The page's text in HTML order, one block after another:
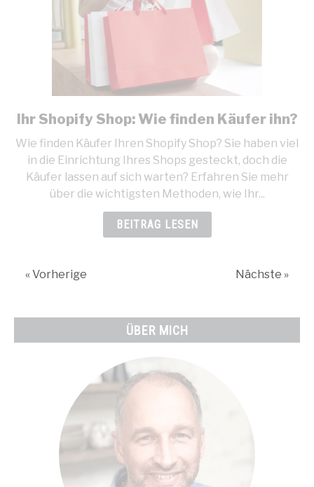
link
Ihr
Shopify
Shop:
Wie
finden
Käufer
Ihr Shopify Shop: Wie finden Käufer ihn?
Wie finden Käufer Ihren Shopify Shop? Sie haben viel
in die Einrichtung Ihres Shops gesteckt, doch die
Käufer lassen auf sich warten? Erfahren Sie mehr
über die wichtigsten Methoden, wie Ihr...
BEITRAG LESEN
« Vorherige Nächste »
ÜBER MICH